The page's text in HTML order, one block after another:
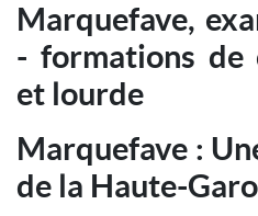
Marquefave,
- formations de
et lourde
Marquefave :
de la Haute-